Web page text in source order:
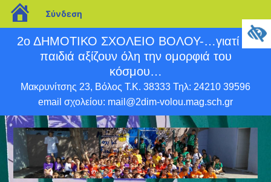
blogs.sch.gr
Σύνδεση
2ο ΔΗΜΟΤΙΚΟ ΣΧΟΛΕΙΟ ΒΟΛΟΥ-…γιατί τα
παιδιά αξίζουν όλη την ομορφιά του
κόσμου…
Μακρυνίτσης 23, Βόλος Τ.Κ. 38333 Τηλ: 24210 39596
email σχολείου: mail@2dim-volou.mag.sch.gr